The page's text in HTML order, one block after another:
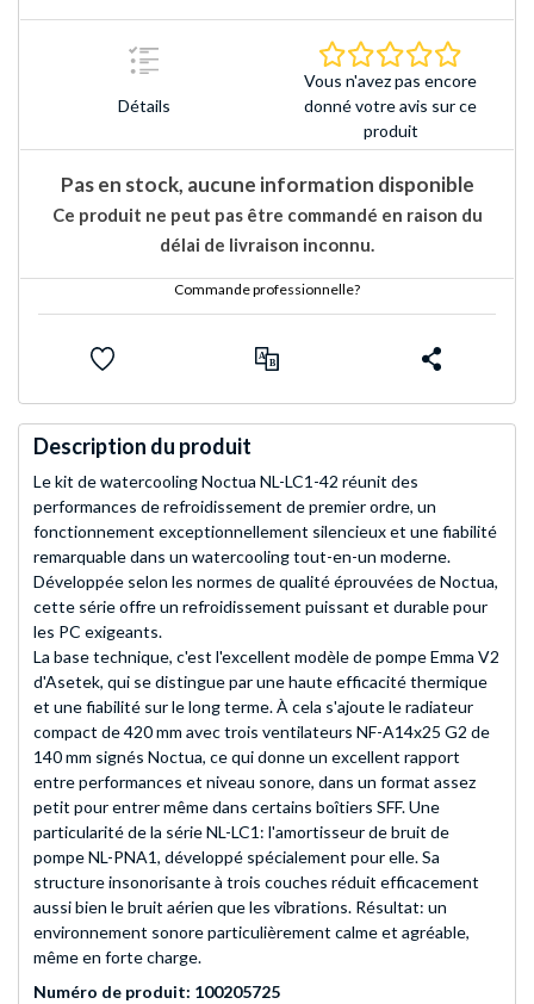
Détails
Vous n'avez pas encore
donné votre avis sur ce
produit
Pas en stock, aucune information disponible
Ce produit ne peut pas être commandé en raison du
délai de livraison inconnu.
Commande professionnelle?
Description du produit
Le kit de watercooling Noctua NL-LC1-42 réunit des
performances de refroidissement de premier ordre, un
fonctionnement exceptionnellement silencieux et une fiabilité
remarquable dans un watercooling tout-en-un moderne.
Développée selon les normes de qualité éprouvées de Noctua,
cette série offre un refroidissement puissant et durable pour
les PC exigeants.
La base technique, c'est l'excellent modèle de pompe Emma V2
d'Asetek, qui se distingue par une haute efficacité thermique
et une fiabilité sur le long terme. À cela s'ajoute le radiateur
compact de 420 mm avec trois ventilateurs NF-A14x25 G2 de
140 mm signés Noctua, ce qui donne un excellent rapport
entre performances et niveau sonore, dans un format assez
petit pour entrer même dans certains boîtiers SFF. Une
particularité de la série NL-LC1: l'amortisseur de bruit de
pompe NL-PNA1, développé spécialement pour elle. Sa
structure insonorisante à trois couches réduit efficacement
aussi bien le bruit aérien que les vibrations. Résultat: un
environnement sonore particulièrement calme et agréable,
même en forte charge.
Numéro de produit: 100205725